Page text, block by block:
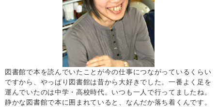
図書館で本を読んでいたことが今の仕事につながっているくらい
ですから、やっぱり図書館は昔から大好きでした。一番よく足を
運んでいたのは中学・高校時代。いつも一人で行ってましたね。
静かな図書館で本に囲まれていると、なんだか落ち着くんです。